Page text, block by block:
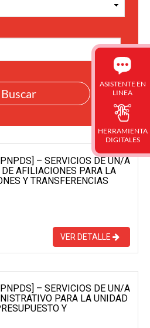
– SERVICIOS DE UN/A
AFILIACIONES PARA LA
Y TRANSFERENCIAS
VER DETALLE
– SERVICIOS DE UN/A
PARA LA UNIDAD
Y
ASISTENTE EN
LINEA
HERRAMIENTA
DIGITALES